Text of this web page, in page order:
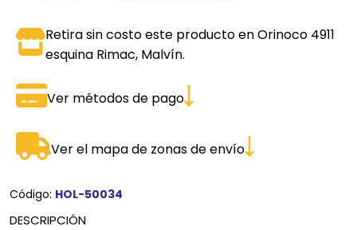
Retira sin costo este producto en Orinoco 4911
esquina Rimac, Malvín.
Ver métodos de pago
Ver el mapa de zonas de envío
Código: HOL-50034
DESCRIPCIÓN